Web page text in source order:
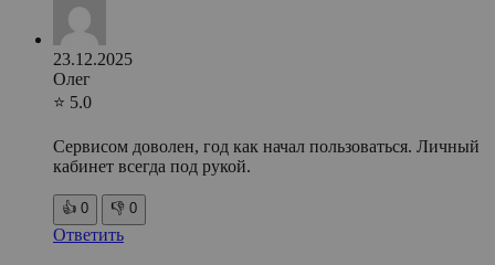
23.12.2025
Олег
⭐ 5.0
Сервисом доволен, год как начал пользоваться. Личный
кабинет всегда под рукой.
👍 0 👎 0
Ответить